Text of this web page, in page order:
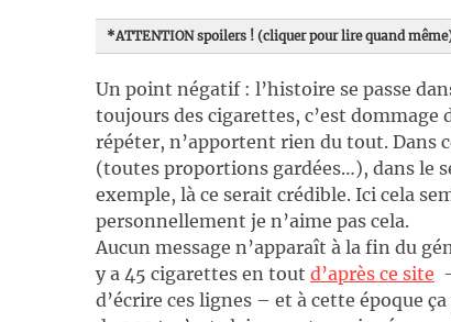
*ATTENTION spoilers ! (cliquer pour lire quand
Un point négatif : l’histoire se passe
toujours des cigarettes, c’est dommage
répéter, n’apportent rien du tout.
(toutes proportions gardées…), dans le
exemple, là ce serait crédible. Ici cela
personnellement je n’aime pas cela.
Aucun message n’apparaît à la fin du
y a 45 cigarettes en tout d’après ce site
d’écrire ces lignes – et à cette époque